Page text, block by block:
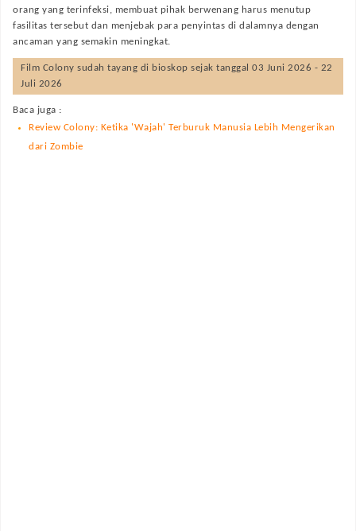
orang yang terinfeksi, membuat pihak berwenang harus menutup
fasilitas tersebut dan menjebak para penyintas di dalamnya dengan
ancaman yang semakin meningkat.
Film Colony sudah tayang di bioskop sejak tanggal 03 Juni 2026 - 22
Juli 2026
Baca juga :
Review Colony: Ketika 'Wajah' Terburuk Manusia Lebih Mengerikan
dari Zombie